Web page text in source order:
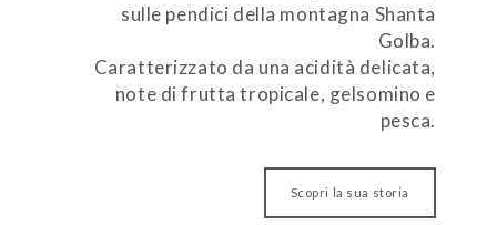
sulle pendici della montagna Shanta
Golba.
Caratterizzato da una acidità delicata,
note di frutta tropicale, gelsomino e
pesca.
Scopri la sua storia